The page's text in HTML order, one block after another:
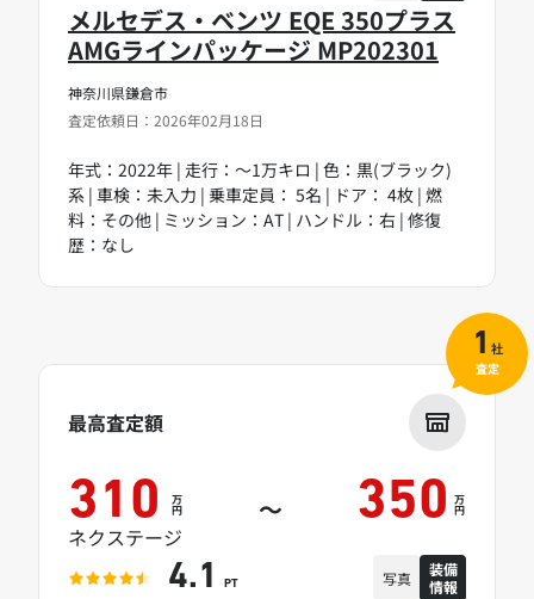
神奈川県鎌倉市
査定依頼日：2026年02月18日
メルセデス・ベンツ EQE 350プラス
AMGラインパッケージ MP202301
年式：2022年 | 走行：～1万キロ | 色：黒(ブラック)
系 | 車検：未入力 | 乗車定員： 5名 | ドア： 4枚 | 燃
料：その他 | ミッション：AT | ハンドル：右 | 修復
歴：なし
最高査定額
310 万
円 ～ 350 万
円
ネクステージ
4.1 PT 写真
装備
情報
1 社
査定